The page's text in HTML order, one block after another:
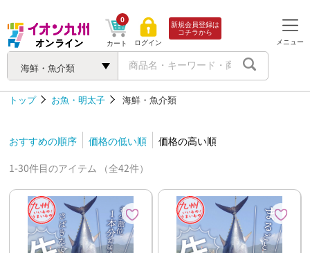
海鮮・魚介類
カート
0
ログイン
新規会員登録は
コチラから
メニュー
トップ お魚・明太子 海鮮・魚介類
おすすめの順序 価格の低い順
価格の高い順
1-30件目のアイテム （全42件）